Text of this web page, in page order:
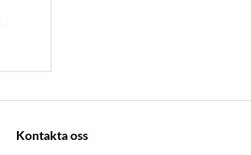
Kontakta oss